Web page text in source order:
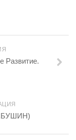
Развитие.